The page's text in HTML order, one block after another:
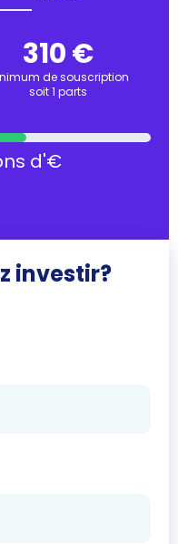
310 €
de souscription
soit 1 parts
d'€
investir?